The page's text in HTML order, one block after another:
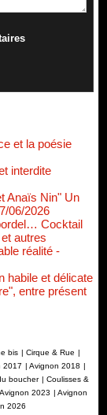
et la poésie
interdite
Anaïs Nin" Un
06/2026
Cocktail
autres
réalité -
habile et délicate
entre présent
bis | Cirque & Rue |
2017 | Avignon 2018 |
boucher | Coulisses &
Avignon 2023 | Avignon
2026